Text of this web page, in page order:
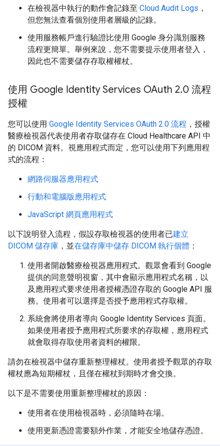
在檢視器中執行的動作會記錄至 Cloud Audit Logs ，
但您無法查看個別使用者層級的記錄。
使用服務帳戶進行驗證比使用 Google 身分識別服務
流程更簡單。舉例來說，您不需要提示使用者登入，
因此也不需要儲存存取權權杖。
使用 Google Identity Services OAuth 2.0 流程
授權
您可以使用 Google Identity Services OAuth 2.0 流程 ，授權
醫療檢視器代表使用者存取儲存在 Cloud Healthcare API 中
的 DICOM 資料。視應用程式而定，您可以使用下列應用程
式的流程：
網路伺服器應用程式
行動和電腦版應用程式
JavaScript 網頁應用程式
以下說明登入流程，假設存取檢視器的使用者已建立
DICOM 儲存庫 ，並在儲存庫中儲存 DICOM 執行個體 ：
使用者開啟醫療檢視器應用程式。觀眾會看到 Google
提供的同意聲明視窗，其中會顯示應用程式名稱，以
及應用程式要求使用者授權憑證存取的 Google API 服
務。使用者可以選擇是否授予應用程式存取權。
系統會將使用者導向 Google Identity Services 頁面。
如果使用者授予應用程式所要求的存取權，應用程式
就會取得存取使用者資料的權限。
請勿在檢視器中儲存重新整理權杖。使用者授予觀眾的存取
權杖應為短期權杖，且僅在權杖到期時才會交換。
以下是不需要使用重新整理權杖的原因：
使用者在使用檢視器時，必須隨時在場。
使用更新憑證需要額外作業，才能安全地儲存憑證。